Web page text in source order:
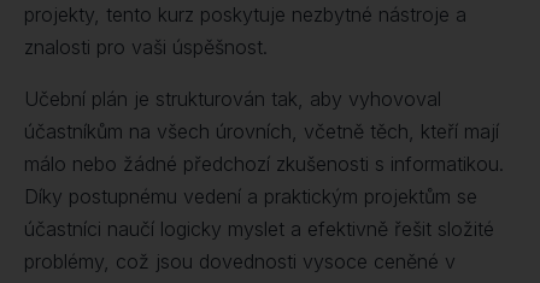
projekty, tento kurz poskytuje nezbytné nástroje a
znalosti pro vaši úspěšnost.
Učební plán je strukturován tak, aby vyhovoval
účastníkům na všech úrovních, včetně těch, kteří mají
málo nebo žádné předchozí zkušenosti s informatikou.
Díky postupnému vedení a praktickým projektům se
účastníci naučí logicky myslet a efektivně řešit složité
problémy, což jsou dovednosti vysoce ceněné v